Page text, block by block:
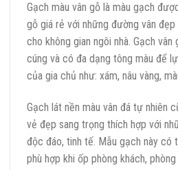
Gạch màu vân gỗ là màu gạch
gỗ giá rẻ với những đường vân
cho không gian ngôi nhà. Gạch
cúng và có đa dạng tông màu để
của gia chủ như: xám, nâu vàng,
Gạch lát nền màu vân đá tự nhiên
vẻ đẹp sang trọng thích hợp với
độc đáo, tinh tế. Mẫu gạch này có
phù hợp khi ốp phòng khách,